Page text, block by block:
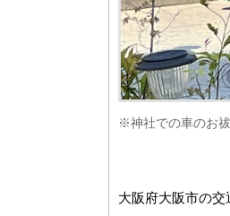
※神社での車のお
大阪府大阪市の